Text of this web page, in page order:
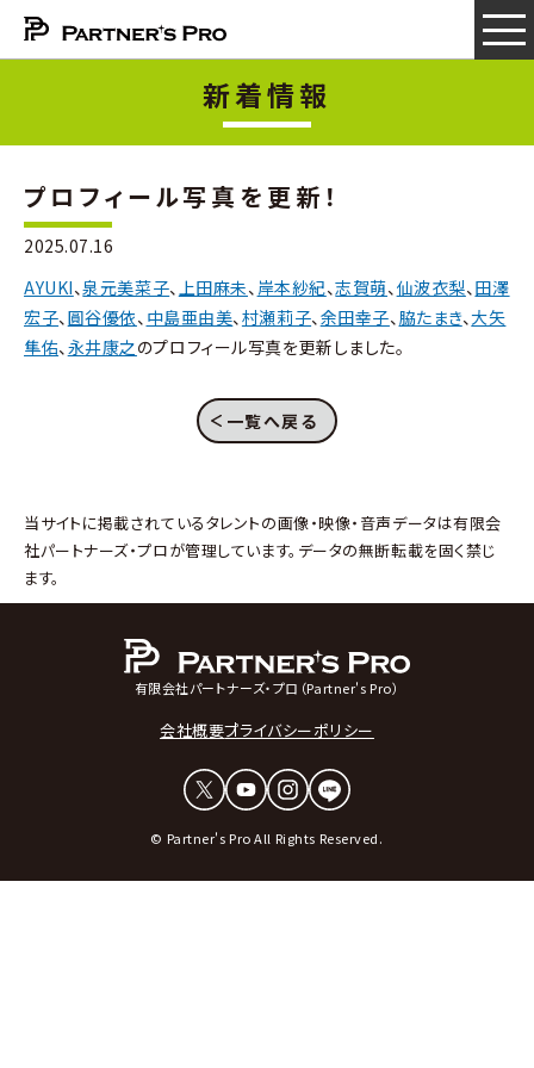
新着情報
プロフィール写真を更新！
2025.07.16
AYUKI、泉元美菜子、上田麻未、 岸本紗紀、志賀萌、仙波衣梨、田澤
宏子、圓谷優依、 中島亜由美、村瀬莉子、余田幸子、脇たまき、大矢
隼佑、永井康之のプロフィール写真を更新しました。
一覧へ戻る
当サイトに掲載されているタレントの画像・映像・音声データは有限会
社パートナーズ・プロが管理しています。データの無断転載を固く禁じ
ます。
有限会社パートナーズ・プロ（Partner's Pro）
会社概要プライバシーポリシー
© Partner's Pro All Rights Reserved.